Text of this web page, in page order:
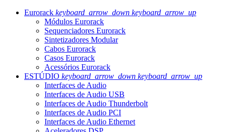
Eurorack keyboard_arrow_down keyboard_arrow_up
Módulos Eurorack
Sequenciadores Eurorack
Sintetizadores Modular
Cabos Eurorack
Casos Eurorack
Acessórios Eurorack
ESTÚDIO keyboard_arrow_down keyboard_arrow_up
Interfaces de Audio
Interfaces de Audio USB
Interfaces de Audio Thunderbolt
Interfaces de Audio PCI
Interfaces de Audio Ethernet